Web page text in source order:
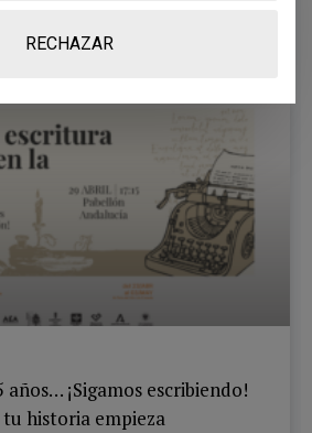
años… ¡Sigamos escribiendo!
historia empieza
RECHAZAR